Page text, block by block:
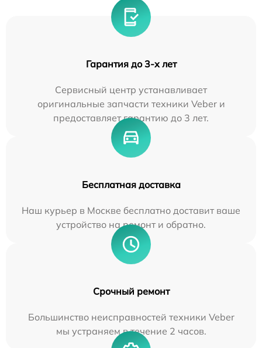
Гарантия до 3-х лет
Сервисный центр устанавливает
оригинальные запчасти техники Veber и
предоставляет гарантию до 3 лет.
Бесплатная доставка
Наш курьер в Москве бесплатно доставит ваше
устройство на ремонт и обратно.
Срочный ремонт
Большинство неисправностей техники Veber
мы устраняем в течение 2 часов.